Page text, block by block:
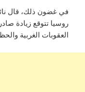
في غضون ذلك، قال
العقوبات الغربية